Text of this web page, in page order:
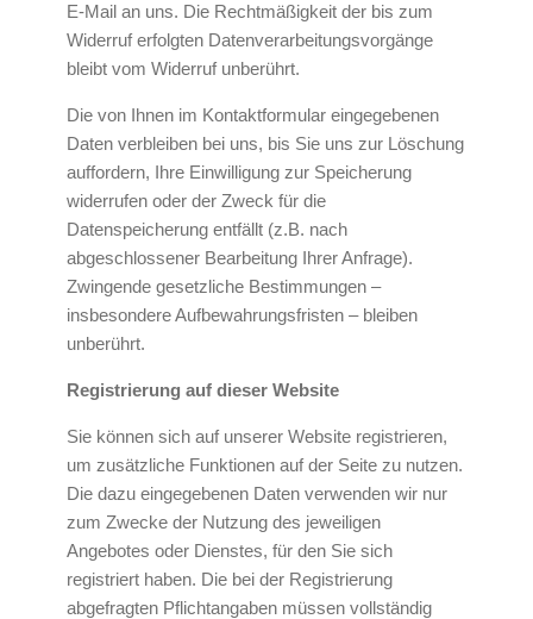
E-Mail an uns. Die Rechtmäßigkeit der bis zum
Widerruf erfolgten Datenverarbeitungsvorgänge
bleibt vom Widerruf unberührt.
Die von Ihnen im Kontaktformular eingegebenen
Daten verbleiben bei uns, bis Sie uns zur Löschung
auffordern, Ihre Einwilligung zur Speicherung
widerrufen oder der Zweck für die
Datenspeicherung entfällt (z.B. nach
abgeschlossener Bearbeitung Ihrer Anfrage).
Zwingende gesetzliche Bestimmungen –
insbesondere Aufbewahrungsfristen – bleiben
unberührt.
Registrierung auf dieser Website
Sie können sich auf unserer Website registrieren,
um zusätzliche Funktionen auf der Seite zu nutzen.
Die dazu eingegebenen Daten verwenden wir nur
zum Zwecke der Nutzung des jeweiligen
Angebotes oder Dienstes, für den Sie sich
registriert haben. Die bei der Registrierung
abgefragten Pflichtangaben müssen vollständig